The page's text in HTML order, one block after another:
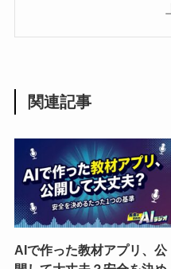
関連記事
AIで作った教材アプリ、公